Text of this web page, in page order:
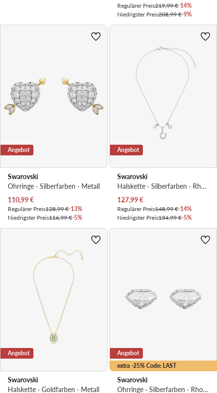
Regulärer Preis219,99 €-14%
Niedrigster Preis208,99 €-9%
Angebot
Swarovski
Ohrringe · Silberfarben · Metall
Aktueller Preis
110,99€
Regulärer Preis128,99 €-13%
Niedrigster Preis116,99 €-5%
Angebot
Swarovski
Halskette · Silberfarben · Rhodiniertes Metall
Aktueller Preis
127,99€
Regulärer Preis148,99 €-14%
Niedrigster Preis134,99 €-5%
Angebot
Swarovski
Halskette · Goldfarben · Metall
extra -25% Code: LAST
Angebot
Swarovski
Ohrringe · Silberfarben · Rhodiniertes Metall